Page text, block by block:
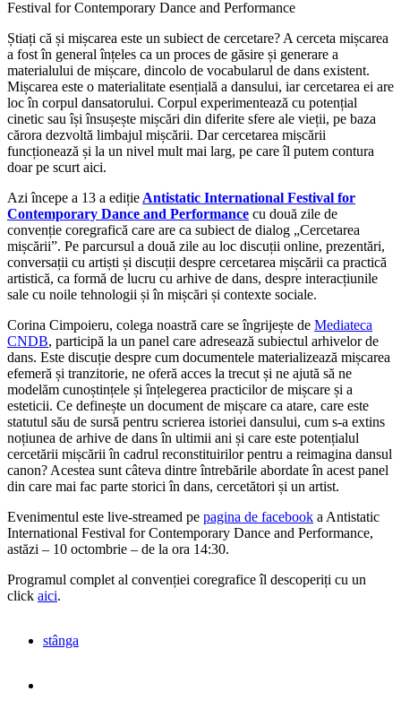
Știați că și mișcarea este un subiect de cercetare? A cerceta mișcarea
a fost în general înțeles ca un proces de găsire și generare a
materialului de mișcare, dincolo de vocabularul de dans existent.
Mișcarea este o materialitate esențială a dansului, iar cercetarea ei are
loc în corpul dansatorului. Corpul experimentează cu potențial
cinetic sau își însușește mișcări din diferite sfere ale vieții, pe baza
cărora dezvoltă limbajul mișcării. Dar cercetarea mișcării
funcționează și la un nivel mult mai larg, pe care îl putem contura
doar pe scurt aici.
Azi începe a 13 a ediție Antistatic International Festival for
Contemporary Dance and Performance cu două zile de
convenție coregrafică care are ca subiect de dialog „Cercetarea
mișcării”. Pe parcursul a două zile au loc discuții online, prezentări,
conversații cu artiști și discuții despre cercetarea mișcării ca practică
artistică, ca formă de lucru cu arhive de dans, despre interacțiunile
sale cu noile tehnologii și în mișcări și contexte sociale.
Corina Cimpoieru, colega noastră care se îngrijește de Mediateca
CNDB, participă la un panel care adresează subiectul arhivelor de
dans. Este discuție despre cum documentele materializează mișcarea
efemeră și tranzitorie, ne oferă acces la trecut și ne ajută să ne
modelăm cunoștințele și înțelegerea practicilor de mișcare și a
esteticii. Ce definește un document de mișcare ca atare, care este
statutul său de sursă pentru scrierea istoriei dansului, cum s-a extins
noțiunea de arhive de dans în ultimii ani și care este potențialul
cercetării mișcării în cadrul reconstituirilor pentru a reimagina dansul
canon? Acestea sunt câteva dintre întrebările abordate în acest panel
din care mai fac parte storici în dans, cercetători și un artist.
Evenimentul este live-streamed pe pagina de facebook a Antistatic
International Festival for Contemporary Dance and Performance,
astăzi – 10 octombrie – de la ora 14:30.
Programul complet al convenției coregrafice îl descoperiți cu un
click aici.
stânga